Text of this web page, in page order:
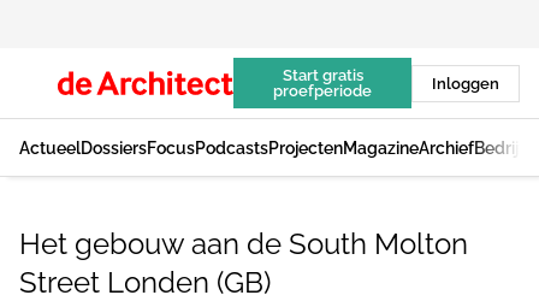
Start gratis
proefperiode
Inloggen
ActueelDossiersFocusPodcastsProjectenMagazineArchief
Het gebouw aan de South Molton
Street Londen (GB)